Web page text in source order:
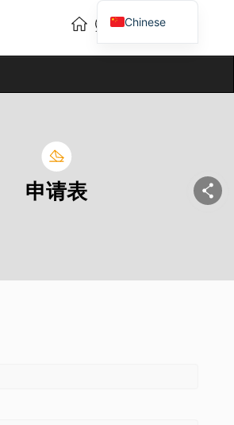
申请表
Chinese